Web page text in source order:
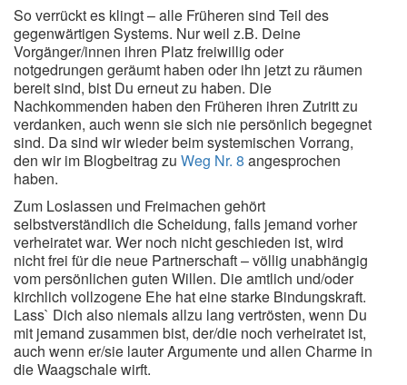
So verrückt es klingt – alle Früheren sind Teil des
gegenwärtigen Systems. Nur weil z.B. Deine
Vorgänger/innen ihren Platz freiwillig oder
notgedrungen geräumt haben oder ihn jetzt zu räumen
bereit sind, bist Du erneut zu haben. Die
Nachkommenden haben den Früheren ihren Zutritt zu
verdanken, auch wenn sie sich nie persönlich begegnet
sind. Da sind wir wieder beim systemischen Vorrang,
den wir im Blogbeitrag zu Weg Nr. 8 angesprochen
haben.
Zum Loslassen und Freimachen gehört
selbstverständlich die Scheidung, falls jemand vorher
verheiratet war. Wer noch nicht geschieden ist, wird
nicht frei für die neue Partnerschaft – völlig unabhängig
vom persönlichen guten Willen. Die amtlich und/oder
kirchlich vollzogene Ehe hat eine starke Bindungskraft.
Lass` Dich also niemals allzu lang vertrösten, wenn Du
mit jemand zusammen bist, der/die noch verheiratet ist,
auch wenn er/sie lauter Argumente und allen Charme in
die Waagschale wirft.